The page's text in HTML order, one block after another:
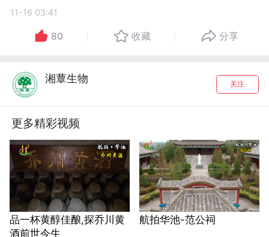
11-16 03:41
80 收藏 分享
湘蕈生物 关注
更多精彩视频
品一杯黄醇佳酿,探乔川黄
酒前世今生
航拍华池-范公祠